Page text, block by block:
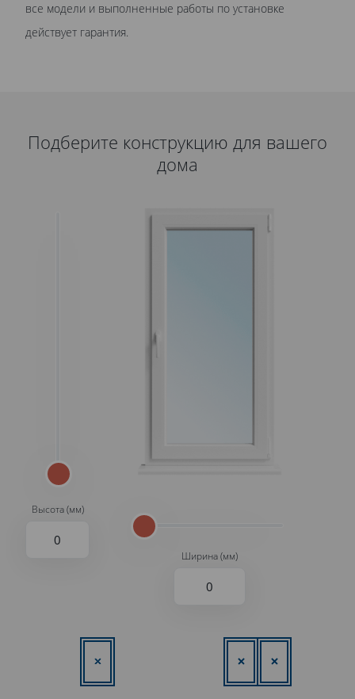
все модели и выполненные работы по установке
действует гарантия.
Подберите конструкцию для вашего
дома
Высота (мм)
Ширина (мм)